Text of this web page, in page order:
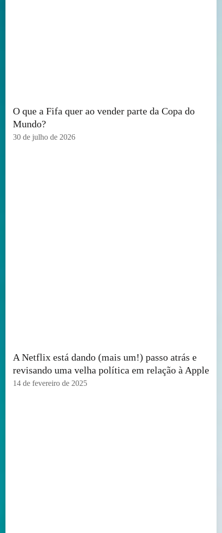
O que a Fifa quer ao vender parte da Copa do
Mundo?
30 de julho de 2026
A Netflix está dando (mais um!) passo atrás e
revisando uma velha política em relação à Apple
14 de fevereiro de 2025